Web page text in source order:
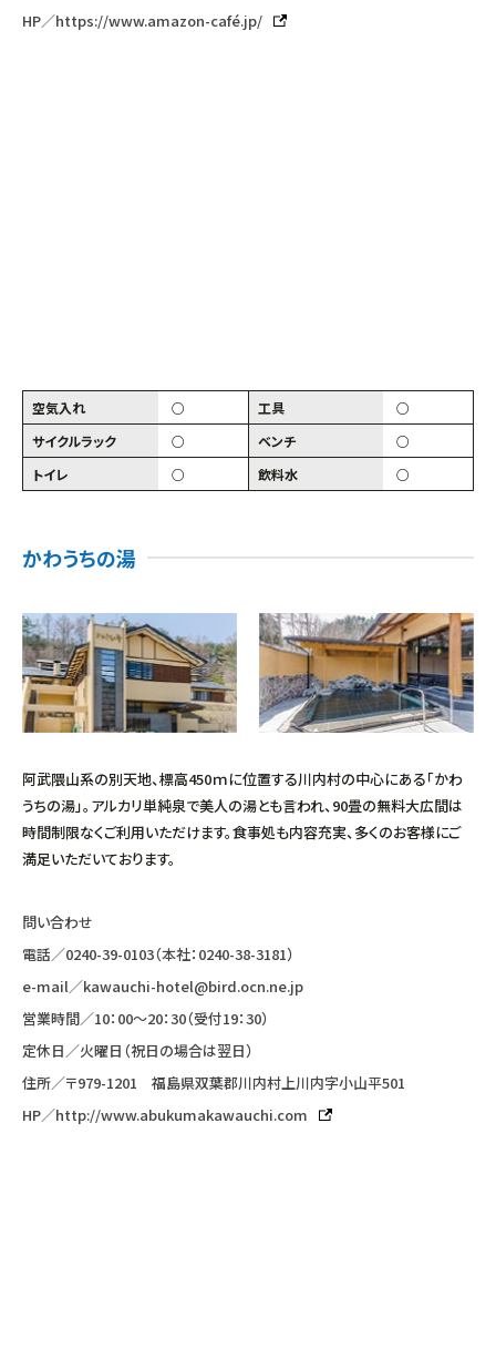
HP／https://www.amazon-café.jp/
空気入れ ○ 工具
○
サイクルラック
○ ベンチ
○
トイレ
○ 飲料水 ○
かわうちの湯
阿武隈山系の別天地、標高450ｍに位置する川内村の中心にある「かわ
うちの湯」。アルカリ単純泉で美人の湯とも言われ、90畳の無料大広間は
時間制限なくご利用いただけます。食事処も内容充実、多くのお客様にご
満足いただいております。
問い合わせ
電話／0240-39-0103（本社： 0240-38-3181）
e-mail／kawauchi-hotel@bird.ocn.ne.jp
営業時間／10：00〜20：30（受付19：30）
定休日／火曜日（祝日の場合は翌日）
住所／〒979-1201 福島県双葉郡川内村上川内字小山平501
HP／http://www.abukumakawauchi.com